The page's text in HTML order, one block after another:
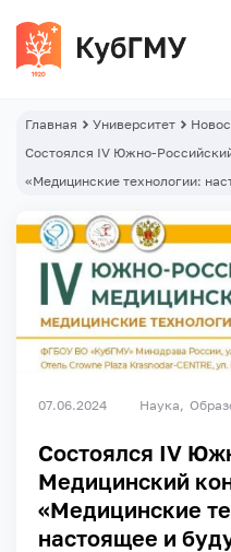
Главная Университет
Состоялся IV Южно-
«Медицинские технологии:
07.06.2024 Наука
Состоялся IV
Медицинский
«Медицинские
настоящее и